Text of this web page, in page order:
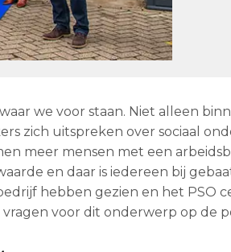
we voor staan. Niet alleen
zich uitspreken over sociaal
meer mensen met een
en daar is iedereen bij
hebben gezien en het PSO
voor dit onderwerp op de